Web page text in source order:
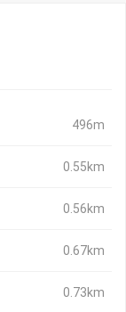
496m
0.55km
0.56km
0.67km
0.73km